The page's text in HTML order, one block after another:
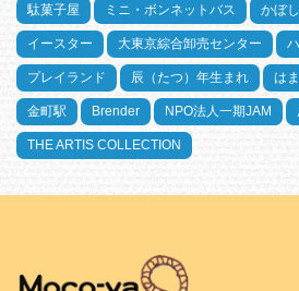
駄菓子屋 ミニ・ボンネットバス かぼ
イースター 大東京綜合卸売センター
プレイランド 辰（たつ）年生まれ は
金町駅 Brender NPO法人一期JAM
THE ARTIS COLLECTION